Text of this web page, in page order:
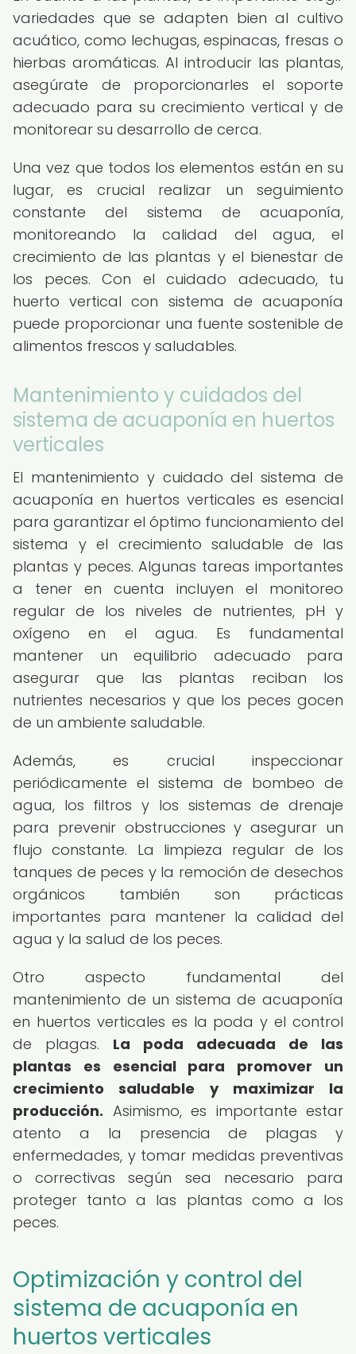
variedades que se adapten bien al cultivo
acuático, como lechugas, espinacas, fresas o
hierbas aromáticas. Al introducir las plantas,
asegúrate de proporcionarles el soporte
adecuado para su crecimiento vertical y de
monitorear su desarrollo de cerca.
Una vez que todos los elementos están en su
lugar, es crucial realizar un seguimiento
constante del sistema de acuaponía,
monitoreando la calidad del agua, el
crecimiento de las plantas y el bienestar de
los peces. Con el cuidado adecuado, tu
huerto vertical con sistema de acuaponía
puede proporcionar una fuente sostenible de
alimentos frescos y saludables.
Mantenimiento y cuidados del
sistema de acuaponía en huertos
verticales
El mantenimiento y cuidado del sistema de
acuaponía en huertos verticales es esencial
para garantizar el óptimo funcionamiento del
sistema y el crecimiento saludable de las
plantas y peces. Algunas tareas importantes
a tener en cuenta incluyen el monitoreo
regular de los niveles de nutrientes, pH y
oxígeno en el agua. Es fundamental
mantener un equilibrio adecuado para
asegurar que las plantas reciban los
nutrientes necesarios y que los peces gocen
de un ambiente saludable.
Además, es crucial inspeccionar
periódicamente el sistema de bombeo de
agua, los filtros y los sistemas de drenaje
para prevenir obstrucciones y asegurar un
flujo constante. La limpieza regular de los
tanques de peces y la remoción de desechos
orgánicos también son prácticas
importantes para mantener la calidad del
agua y la salud de los peces.
Otro aspecto fundamental del
mantenimiento de un sistema de acuaponía
en huertos verticales es la poda y el control
de plagas. La poda adecuada de las
plantas es esencial para promover un
crecimiento saludable y maximizar la
producción. Asimismo, es importante estar
atento a la presencia de plagas y
enfermedades, y tomar medidas preventivas
o correctivas según sea necesario para
proteger tanto a las plantas como a los
peces.
Optimización y control del
sistema de acuaponía en
huertos verticales